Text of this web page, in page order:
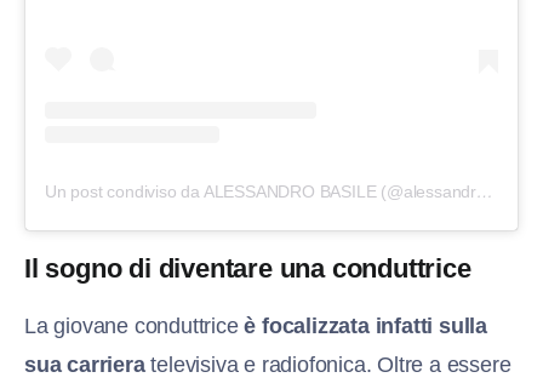
Un post condiviso da ALESSANDRO BASILE (@alessandrobasile14)
Il sogno di diventare una conduttrice
La giovane conduttriceè focalizzata infatti sulla
sua carrieratelevisiva e radiofonica. Oltre a essere